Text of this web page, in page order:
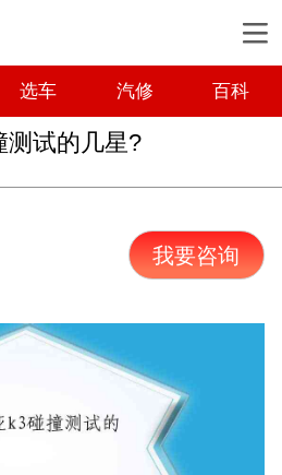
选车 汽修 百科
测试的几星?
我要咨询